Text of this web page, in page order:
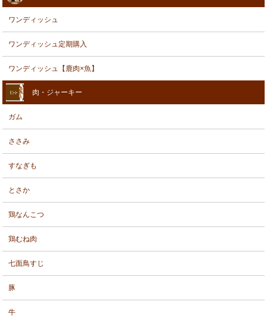
ワンディッシュ
ワンディッシュ定期購入
ワンディッシュ【鹿肉×魚】
肉・ジャーキー
ガム
ささみ
すなぎも
とさか
鶏なんこつ
鶏むね肉
七面鳥すじ
豚
牛